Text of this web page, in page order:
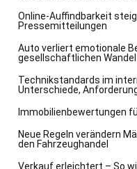
Online-Auffindbarkeit
Pressemitteilungen
Auto verliert emotionale
gesellschaftlichen Wandel
Technikstandards im
Unterschiede,
Immobilienbewertungen
Neue Regeln verändern
den Fahrzeughandel
Verkauf erleichtert – So